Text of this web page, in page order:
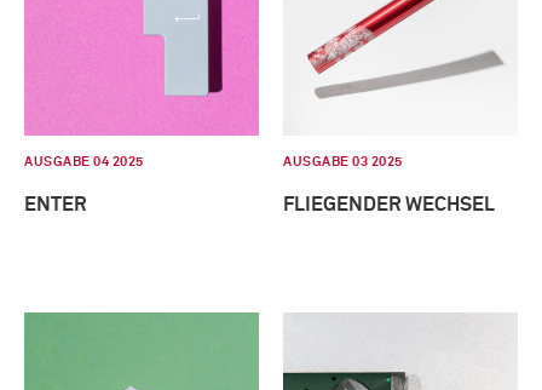
AUSGABE 04 2025
ENTER
AUSGABE 03 2025
FLIEGENDER WECHSEL